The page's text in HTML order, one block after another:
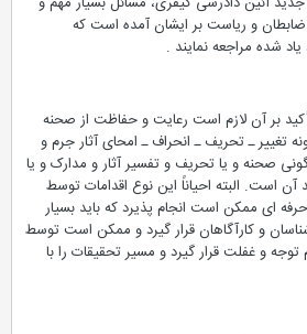
و ریاست بر ایشان آمده است که
شده مراجعه نمایند .
بر آن لازم است رعایت و حفاظت از صحنه
تغییر ـ تحریف ـ انحراف ـ امحای آثار جرم و
صحنه و یا تحریف و تفسیر آثار و مدارک و یا
است. البته احیاناً این نوع اقدامات توسط
ای ممکن است انجام پذیرد که باید بسیار
و کارآگاهان قرار گیرد و ممکن است توسط
و غفلت قرار گیرد و مسیر تحقیقات را با